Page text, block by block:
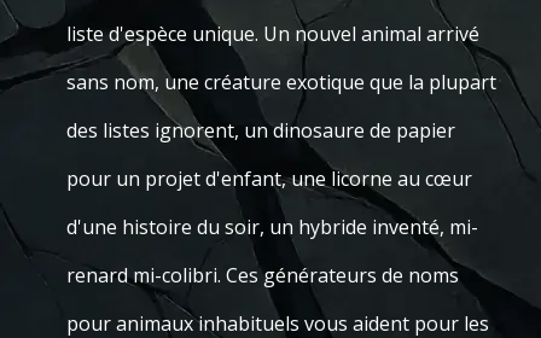
liste d'espèce unique. Un nouvel animal arrivé
sans nom, une créature exotique que la plupart
des listes ignorent, un dinosaure de papier
pour un projet d'enfant, une licorne au cœur
d'une histoire du soir, un hybride inventé, mi-
renard mi-colibri. Ces générateurs de noms
pour animaux inhabituels vous aident pour les